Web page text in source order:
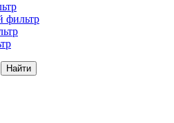
фильтр